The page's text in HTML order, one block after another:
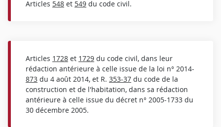
Articles 548 et 549 du code civil.
Articles 1728 et 1729 du code civil, dans leur
rédaction antérieure à celle issue de la loi n° 2014-
873 du 4 août 2014, et R. 353-37 du code de la
construction et de l'habitation, dans sa rédaction
antérieure à celle issue du décret n° 2005-1733 du
30 décembre 2005.